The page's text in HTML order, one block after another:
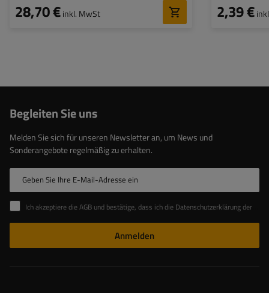
28,70 €inkl. MwSt 2,39 €
Begleiten Sie uns
Melden Sie sich für unseren Newsletter an, um News und
Sonderangebote regelmäßig zu erhalten.
Geben Sie Ihre E-Mail-Adresse ein
Ich akzeptiere die AGB und bestätige, dass ich die Datenschutzerklärung der Website zur Kenntnis genommen habe
Anmelden